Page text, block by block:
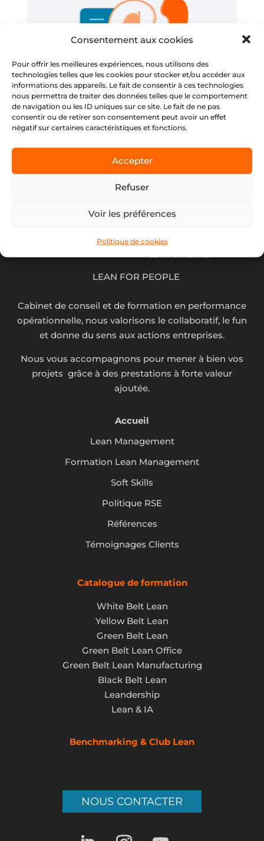
Consentement aux cookies
Pour offrir les meilleures expériences, nous utilisons des
technologies telles que les cookies pour stocker et/ou accéder aux
informations des appareils. Le fait de consentir à ces technologies
nous permettra de traiter des données telles que le comportement
de navigation ou les ID uniques sur ce site. Le fait de ne pas
consentir ou de retirer son consentement peut avoir un effet
négatif sur certaines caractéristiques et fonctions.
Accepter
Refuser
Voir les préférences
Politique de cookies
LEAN FOR PEOPLE
Cabinet de conseil et de formation en performance
opérationnelle, nous valorisons le collaboratif, le fun
et donne du sens aux actions entreprises.
Nous vous accompagnons pour mener à bien vos
projets grâce à des prestations à forte valeur
ajoutée.
Accueil
Lean Management
Formation Lean Management
Soft Skills
Politique RSE
Références
Témoignages Clients
Catalogue de formation
White Belt Lean
Yellow Belt Lean
Green Belt Lean
Green Belt Lean Office
Green Belt Lean Manufacturing
Black Belt Lean
Leandership
Lean & IA
Benchmarking & Club Lean
NOUS CONTACTER